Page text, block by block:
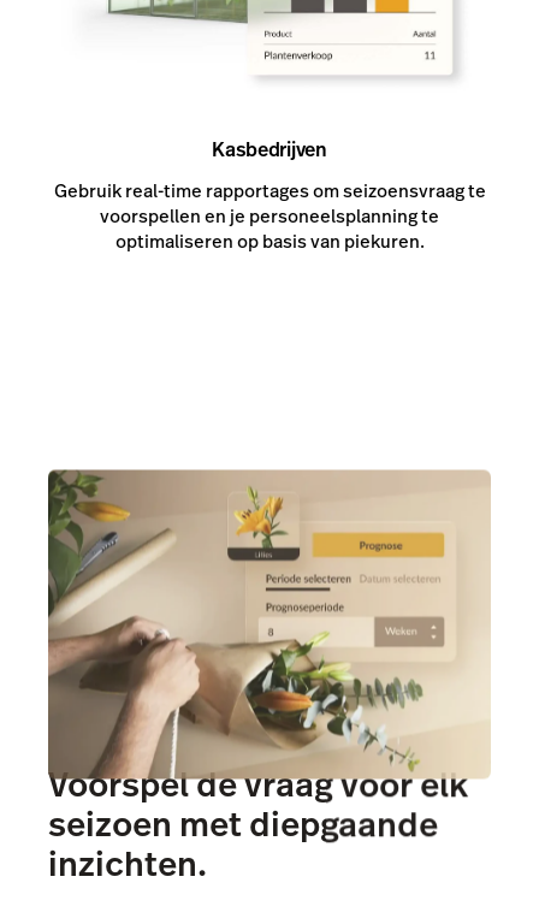
Kasbedrijven
Gebruik real-time rapportages om seizoensvraag te
voorspellen en je personeelsplanning te
optimaliseren op basis van piekuren.
Voorspel de vraag voor elk
seizoen met diepgaande
inzichten.